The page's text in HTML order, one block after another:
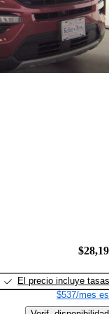
El precio incluye tasas
$537/mes